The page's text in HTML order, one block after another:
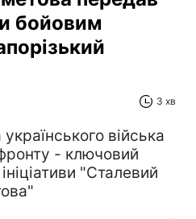
бойовим
3 хв
війська
- ключовий
"Сталевий